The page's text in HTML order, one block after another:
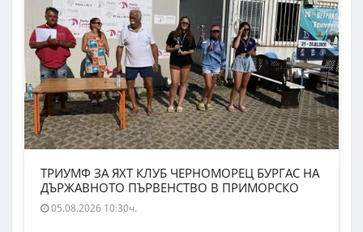
ТРИУМФ ЗА ЯХТ КЛУБ ЧЕРНОМОРЕЦ БУРГАС НА
ДЪРЖАВНОТО ПЪРВЕНСТВО В ПРИМОРСКО
05.08.2026 10:30ч.